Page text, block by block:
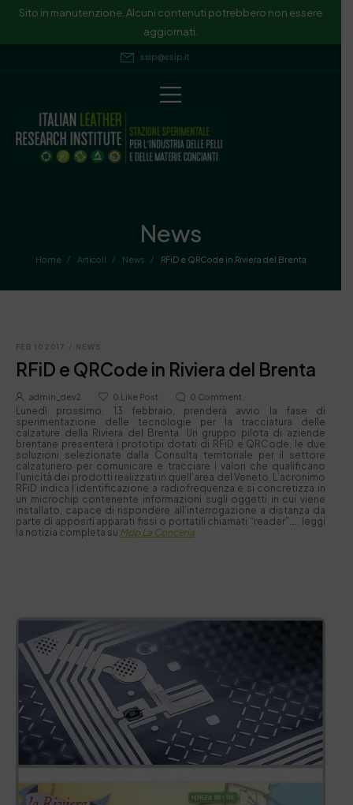
Sito in manutenzione. Alcuni contenuti potrebbero non essere
aggiornati.
ssip@ssip.it
News
Home / Articoli / News / RFiD e QRCode in Riviera del Brenta
FEB 10 2017 / NEWS
RFiD e QRCode in Riviera del Brenta
admin_dev2 0 Like Post 0 Comment
Lunedì prossimo, 13 febbraio, prenderà avvio la fase di
sperimentazione delle tecnologie per la tracciatura delle
calzature della Riviera del Brenta. Un gruppo pilota di aziende
brentane presenterà i prototipi dotati di RFiD e QRCode, le due
soluzioni selezionate dalla Consulta territoriale per il settore
calzaturiero per comunicare e tracciare i valori che qualificano
l’unicità dei prodotti realizzati in quell’area del Veneto. L’acronimo
RFiD indica l’identificazione a radiofrequenza e si concretizza in
un microchip contenente informazioni sugli oggetti in cui viene
installato, capace di rispondere all’interrogazione a distanza da
parte di appositi apparati fissi o portatili chiamati “reader”….. leggi
la notizia completa su Mdp La Conceria